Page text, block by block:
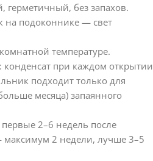
герметичный, без запахов.
на подоконнике — свет
температуре.
при каждом открытии
подходит только для
месяца) запаянного
2–6 недель после
2 недели, лучше 3–5